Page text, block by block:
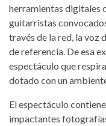
herramientas digitales
guitarristas
través de la red, la voz
de referencia. De esa
espectáculo que
dotado con un
El espectáculo
impactantes